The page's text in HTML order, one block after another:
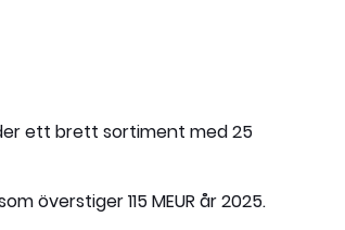
ett brett sortiment med 25
överstiger 115 MEUR år 2025.